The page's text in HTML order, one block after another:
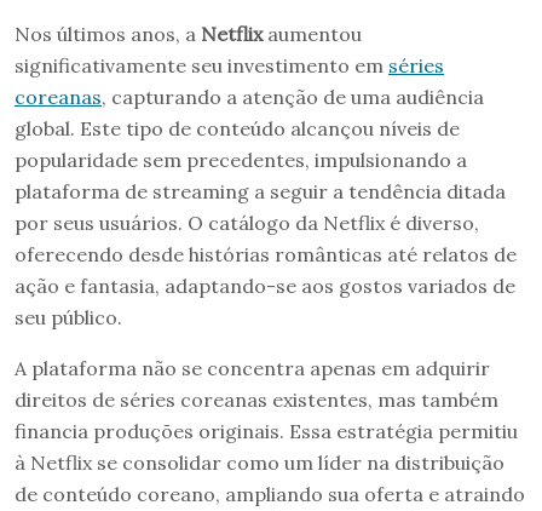
Nos últimos anos, a Netflix aumentou
significativamente seu investimento em séries
coreanas, capturando a atenção de uma audiência
global. Este tipo de conteúdo alcançou níveis de
popularidade sem precedentes, impulsionando a
plataforma de streaming a seguir a tendência ditada
por seus usuários. O catálogo da Netflix é diverso,
oferecendo desde histórias românticas até relatos de
ação e fantasia, adaptando-se aos gostos variados de
seu público.
A plataforma não se concentra apenas em adquirir
direitos de séries coreanas existentes, mas também
financia produções originais. Essa estratégia permitiu
à Netflix se consolidar como um líder na distribuição
de conteúdo coreano, ampliando sua oferta e atraindo